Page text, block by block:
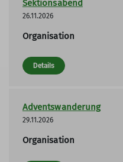
Sektionsabend
26.11.2026
Organisation
Details
Adventswanderung
29.11.2026
Organisation